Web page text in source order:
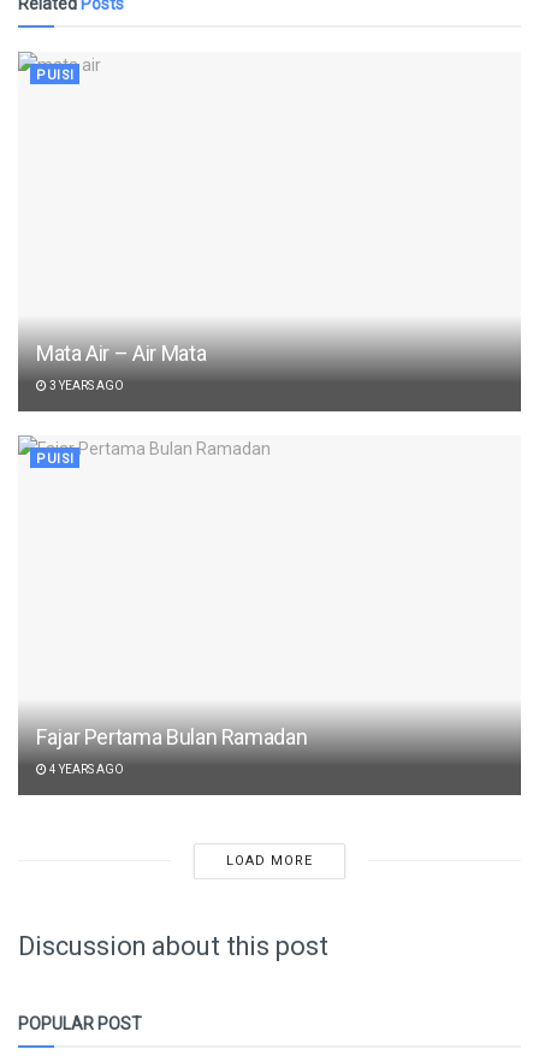
PUISI
Mata Air – Air Mata
3 YEARS AGO
PUISI
Fajar Pertama Bulan Ramadan
4 YEARS AGO
LOAD MORE
Discussion about this post
POPULAR POST